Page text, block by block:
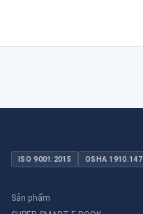
ISO 9001:2015 OSHA 1910.147
Sản phẩm